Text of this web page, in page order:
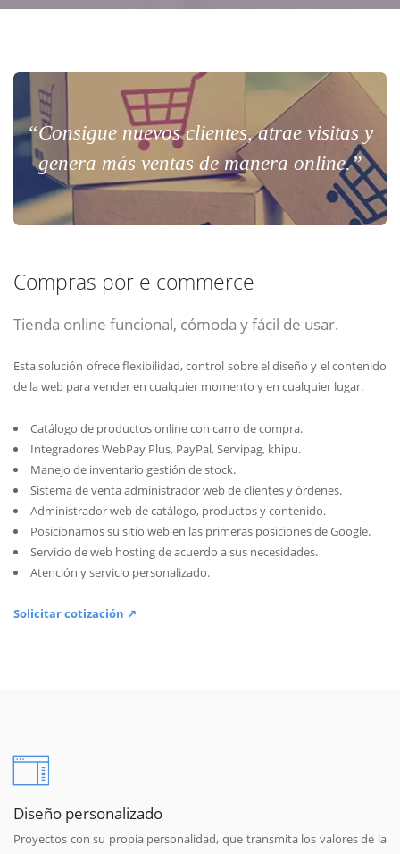
“Consigue nuevos clientes, atrae visitas y
genera más ventas de manera online.”
Compras por e commerce
Tienda online funcional, cómoda y fácil de usar.
Esta solución ofrece flexibilidad, control sobre el diseño y el contenido
de la web para vender en cualquier momento y en cualquier lugar.
Catálogo de productos online con carro de compra.
Integradores WebPay Plus, PayPal, Servipag, khipu.
Manejo de inventario gestión de stock.
Sistema de venta administrador web de clientes y órdenes.
Administrador web de catálogo, productos y contenido.
Posicionamos su sitio web en las primeras posiciones de Google.
Servicio de web hosting de acuerdo a sus necesidades.
Atención y servicio personalizado.
Solicitar cotización ↗
Diseño personalizado
Proyectos con su propia personalidad, que transmita los valores de la